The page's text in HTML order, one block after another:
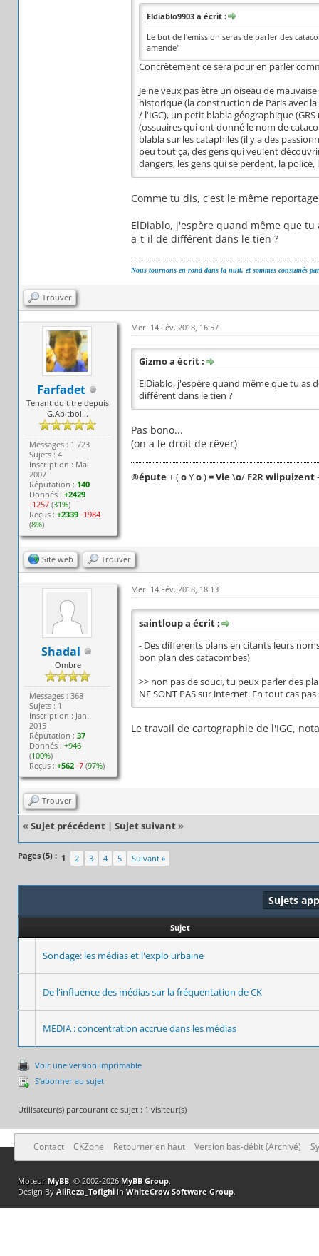
Eldiablo9903 a écrit :
Le but de l'emission seras de parler des
amende"
Concrètement ce sera pour en parler
Je ne veux pas être un oiseau de
historique (la construction de Paris avec
/ l'IGC), un petit blabla géographique
(ossuaires qui ont donné le nom de
blabla sur les cataphiles (il y a des
peu tout ça, des gens qui veulent
dangers, les gens qui se perdent, la
Comme tu dis, c'est le même
ElDiablo, j'espère quand même que
a-t-il de différent dans le tien ?
Nous tournons en rond dans la nuit, et sommes consumés
Trouver
Farfadet
Tenant du titre depuis
G.Abitbol...
Messages : 1 723
Sujets : 4
Inscription : Mai
2007
Réputation : 140
Donnés :+2429
-1257 (31%)
Reçus :+2339 -1984
(8%)
Mer. 14 Fév. 2018, 16:57
Gizmo a écrit :
ElDiablo, j'espère quand même que tu as
différent dans le tien ?
Pas bono...
(on a le droit de rêver)
®épute+ (oYo)= Vie\o/F2R wiipuizent
Site web Trouver
Shadal
Ombre
Messages : 368
Sujets : 1
Inscription : Jan.
2015
Réputation :37
Donnés :+946
(100%)
Reçus :+562 -7 (97%)
Mer. 14 Fév. 2018, 18:13
saintloup a écrit :
- Des differents plans en citants leurs
bon plan des catacombes)
>> non pas de souci, tu peux parler des
NE SONT PAS sur internet. En tout cas
Le travail de cartographie de l'IGC,
Trouver
« Sujet précédent | Sujet suivant »
Pages (5) : 1 2 3 4 5 Suivant »
Sujets
Sujet
Sondage: les médias et l'explo urbaine
De l'influence des médias sur la fréquentation de CK
MEDIA : concentration accrue dans les médias
Voir une version imprimable
S’abonner au sujet
Utilisateur(s) parcourant ce sujet : 1 visiteur(s)
Contact CKZone Retourner en haut Version bas-débit (Archivé)
Moteur MyBB, © 2002-2026 MyBB Group.
Design By AliReza_TofighiIn WhiteCrow Software Group.